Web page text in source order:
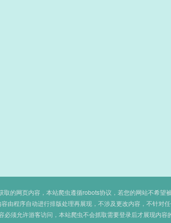
的网页内容，本站爬虫遵循robots协议，若您的网站不希望
由程序自动进行排版处理再展现，不涉及更改内容，不针对任
须允许游客访问，本站爬虫不会抓取需要登录后才展现内容